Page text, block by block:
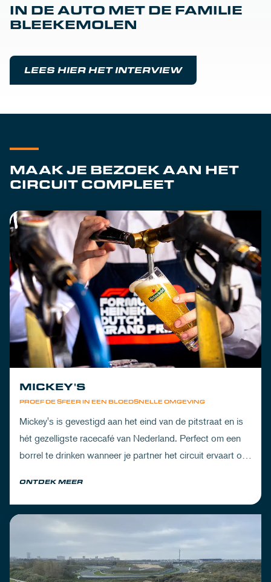
IN DE AUTO MET DE FAMILIE
BLEEKEMOLEN
LEES HIER HET INTERVIEW
MAAK JE BEZOEK AAN HET
CIRCUIT COMPLEET
PROEF DE SFEER IN EEN BLOEDSNELLE OMGEVING
MICKEY'S
Mickey's is gevestigd aan het eind van de pitstraat en is
hét gezelligste racecafé van Nederland. Perfect om een
borrel te drinken wanneer je partner het circuit ervaart of
ONTDEK MEER